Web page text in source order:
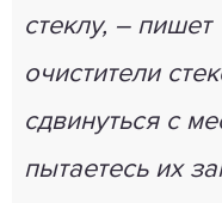
стеклу, –
очистители
сдвинуться с
пытаетесь их